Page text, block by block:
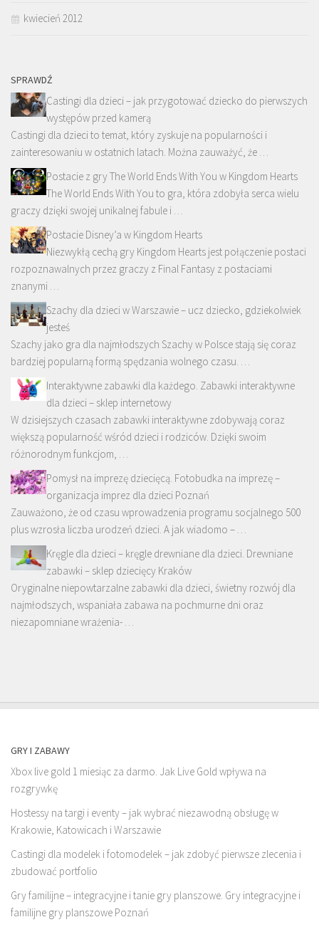
kwiecień 2012
SPRAWDŹ
Castingi dla dzieci – jak przygotować dziecko do pierwszych
występów przed kamerą
Castingi dla dzieci to temat, który zyskuje na popularności i
zainteresowaniu w ostatnich latach. Można zauważyć, że …
Postacie z gry The World Ends With You w Kingdom Hearts
The World Ends With You to gra, która zdobyła serca wielu
graczy dzięki swojej unikalnej fabule i …
Postacie Disney’a w Kingdom Hearts
Niezwykłą cechą gry Kingdom Hearts jest połączenie postaci
rozpoznawalnych przez graczy z Final Fantasy z postaciami
znanymi …
Szachy dla dzieci w Warszawie – ucz dziecko, gdziekolwiek
jesteś
Szachy jako gra dla najmłodszych Szachy w Polsce stają się coraz
bardziej popularną formą spędzania wolnego czasu. …
Interaktywne zabawki dla każdego. Zabawki interaktywne
dla dzieci – sklep internetowy
W dzisiejszych czasach zabawki interaktywne zdobywają coraz
większą popularność wśród dzieci i rodziców. Dzięki swoim
różnorodnym funkcjom, …
Pomysł na imprezę dziecięcą. Fotobudka na imprezę –
organizacja imprez dla dzieci Poznań
Zauważono, że od czasu wprowadzenia programu socjalnego 500
plus wzrosła liczba urodzeń dzieci. A jak wiadomo – …
Kręgle dla dzieci – kręgle drewniane dla dzieci. Drewniane
zabawki – sklep dziecięcy Kraków
Oryginalne niepowtarzalne zabawki dla dzieci, świetny rozwój dla
najmłodszych, wspaniała zabawa na pochmurne dni oraz
niezapomniane wrażenia- …
GRY I ZABAWY
Xbox live gold 1 miesiąc za darmo. Jak Live Gold wpływa na
rozgrywkę
Hostessy na targi i eventy – jak wybrać niezawodną obsługę w
Krakowie, Katowicach i Warszawie
Castingi dla modelek i fotomodelek – jak zdobyć pierwsze zlecenia i
zbudować portfolio
Gry familijne – integracyjne i tanie gry planszowe. Gry integracyjne i
familijne gry planszowe Poznań